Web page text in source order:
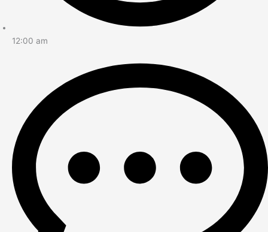
12:00 am